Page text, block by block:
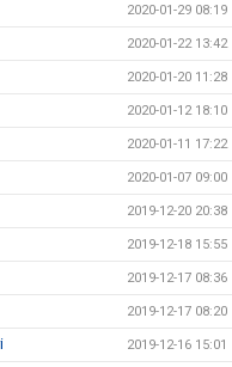
2020-01-29 08:19
2020-01-22 13:42
2020-01-20 11:28
2020-01-12 18:10
2020-01-11 17:22
2020-01-07 09:00
2019-12-20 20:38
2019-12-18 15:55
2019-12-17 08:36
2019-12-17 08:20
2019-12-16 15:01